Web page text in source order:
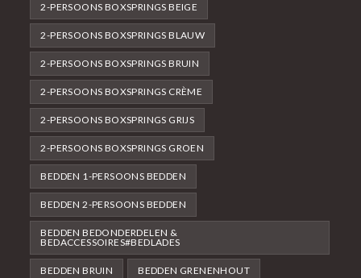
2-PERSOONS BOXSPRINGS BEIGE
2-PERSOONS BOXSPRINGS BLAUW
2-PERSOONS BOXSPRINGS BRUIN
2-PERSOONS BOXSPRINGS CRÈME
2-PERSOONS BOXSPRINGS GRIJS
2-PERSOONS BOXSPRINGS GROEN
BEDDEN 1-PERSOONS BEDDEN
BEDDEN 2-PERSOONS BEDDEN
BEDDEN BEDONDERDELEN &
BEDACCESSOIRES#BEDLADES
BEDDEN BRUIN BEDDEN GRENENHOUT